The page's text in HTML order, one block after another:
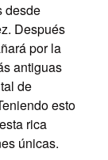
desde
Después
por la
antiguas
de
esto
rica
únicas.